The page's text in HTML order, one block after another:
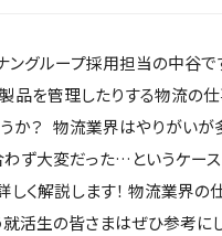
ングループ採用担当の中谷で
品を管理したりする物流の仕
か？ 物流業界はやりがいが
わず大変だった…というケー
く解説します！ 物流業界の
活生の皆さまはぜひ参考に